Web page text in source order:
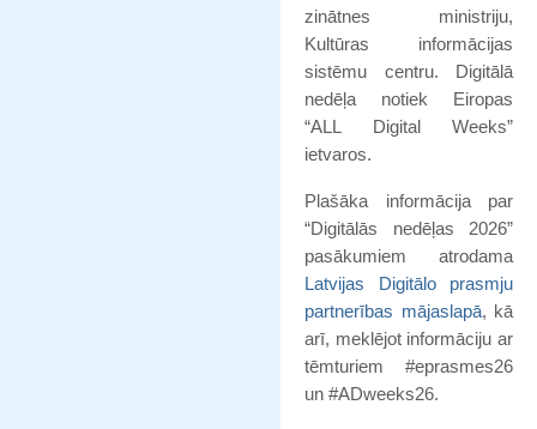
zinātnes ministriju,
Kultūras informācijas
sistēmu centru. Digitālā
nedēļa notiek Eiropas
“ALL Digital Weeks”
ietvaros.
Plašāka informācija par
“Digitālās nedēļas 2026”
pasākumiem atrodama
Latvijas Digitālo prasmju
partnerības mājaslapā, kā
arī, meklējot informāciju ar
tēmturiem #eprasmes26
un #ADweeks26.